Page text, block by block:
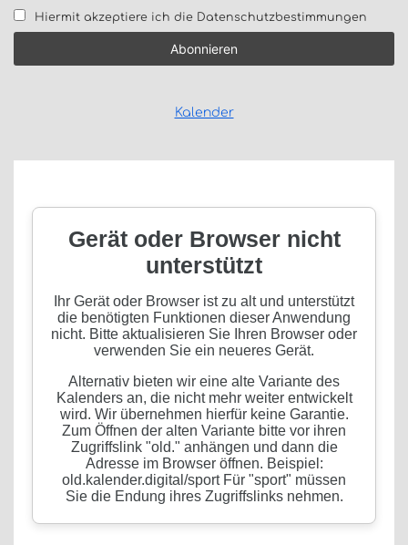
Hiermit akzeptiere ich die Datenschutzbestimmungen
Kalender